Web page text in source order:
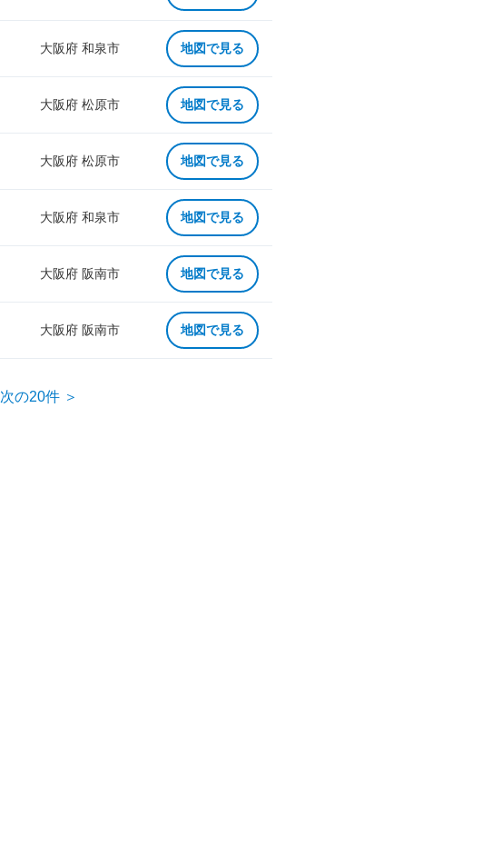
大阪府 和泉市 地図で見る
大阪府 松原市 地図で見る
大阪府 松原市 地図で見る
大阪府 和泉市 地図で見る
大阪府 阪南市 地図で見る
大阪府 阪南市 地図で見る
次の20件 ＞